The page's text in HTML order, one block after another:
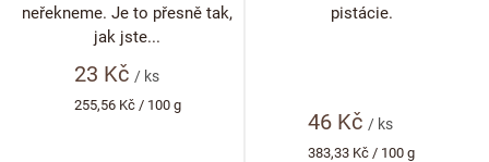
23 Kč / ks
Měrná
255,56 Kč / 100 g
neřekneme. Je to přesně tak,
jak jste...
46 Kč/ ks
Měrná
383,33 Kč / 100 g
pistácie.